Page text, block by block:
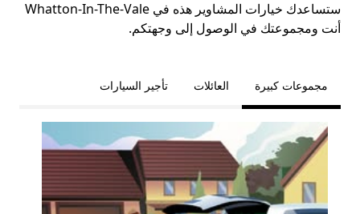
ستساعدك خيارات المشاوير هذه في Whatton-In-The-Vale
أنت ومجموعتك في الوصول إلى وجهتكم.
مجموعات كبيرة العائلات تأجير السيارات